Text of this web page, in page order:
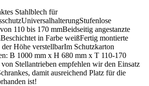
Stahlblech für
110 bis 170 mmBeidseitig angestanzte
in Farbe weißFertig montierte
Höhe verstellbarIm Schutzkarton
B 1000 mm x H 680 mm x T 110-170
Stellantrieben empfehlen wir den Einsatz
damit ausreichend Platz für die
ist!